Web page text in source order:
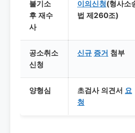
불기소
후 재수
사
이의신청(형사소
법 제260조)
공소취소
신청
신규 증거 첨부
양형심 초검사 의견서 요
청